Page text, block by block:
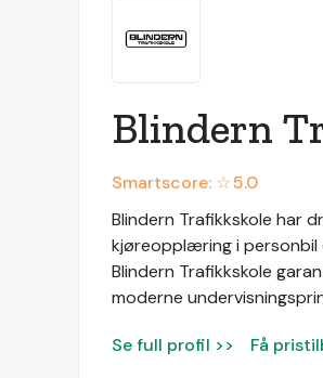
Blindern
Smartscore: ☆5.0
Blindern Trafikkskole har
kjøreopplæring i personbil
Blindern Trafikkskole
moderne
Se full profil >> Få